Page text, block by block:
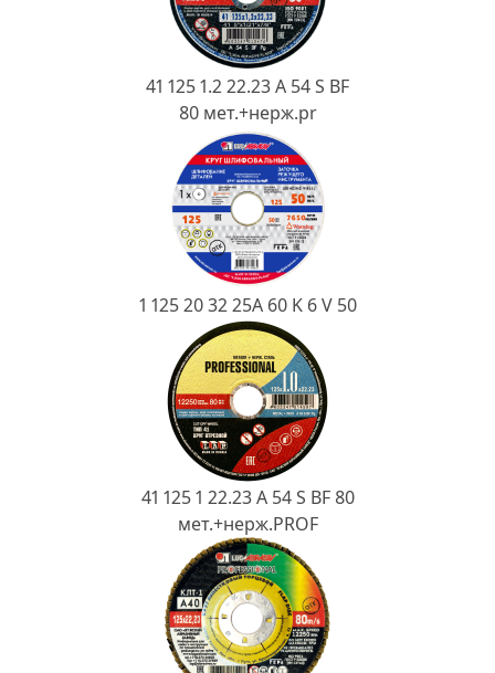
41 125 1.2 22.23 A 54 S BF
80 мет.+нерж.pr
1 125 20 32 25А 60 K 6 V 50
41 125 1 22.23 A 54 S BF 80
мет.+нерж.PROF